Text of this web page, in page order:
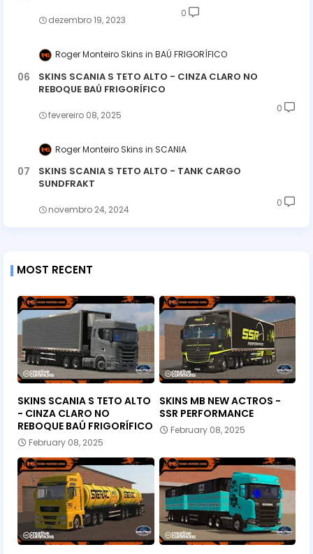
dezembro 19, 2023
0
Roger Monteiro Skins BAÚ FRIGORÍFICO
SKINS SCANIA S TETO ALTO - CINZA CLARO NO
REBOQUE BAÚ FRIGORÍFICO
fevereiro 08, 2025
0
Roger Monteiro Skins SCANIA
SKINS SCANIA S TETO ALTO - TANK CARGO
SUNDFRAKT
novembro 24, 2024
0
MOST RECENT
SKINS SCANIA S TETO ALTO
- CINZA CLARO NO
REBOQUE BAÚ FRIGORÍFICO
February 08, 2025
SKINS MB NEW ACTROS -
SSR PERFORMANCE
February 08, 2025